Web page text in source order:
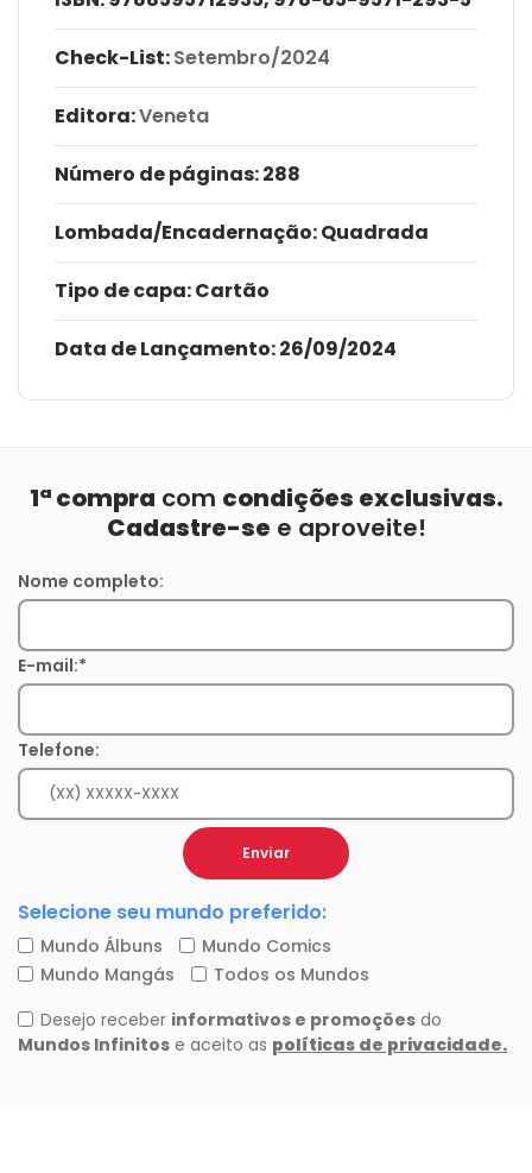
Check-List:Setembro/2024
Editora:Veneta
Número de páginas: 288
Lombada/Encadernação: Quadrada
Tipo de capa:Cartão
Data de Lançamento:26/09/2024